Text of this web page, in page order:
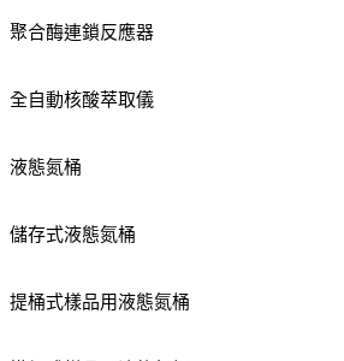
聚合酶連鎖反應器
全自動核酸萃取儀
液態氮桶
儲存式液態氮桶
提桶式樣品用液態氮桶